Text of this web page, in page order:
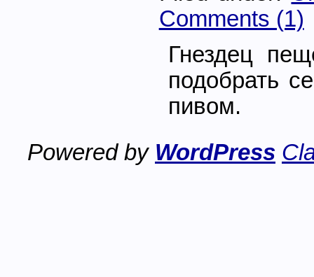
Comments (1)
Гнездец
подобрать
пивом.
Powered by WordPress